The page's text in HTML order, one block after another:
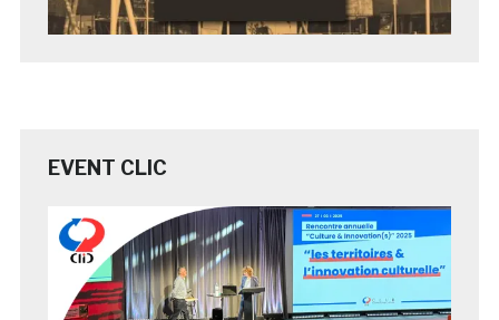
EVENT CLIC